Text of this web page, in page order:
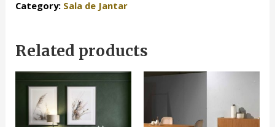
Category: Sala de Jantar
Related products